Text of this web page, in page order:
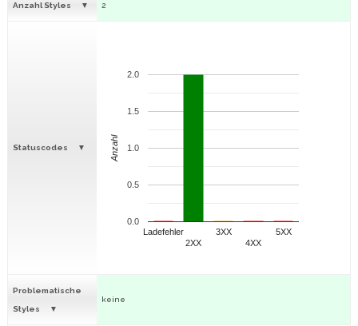
Anzahl Styles 2
Statuscodes
Ladefehler
2XX
3XX
4XX
5XX
0.0
0.5
1.0
1.5
2.0
Anzahl
Problematische
Styles
keine